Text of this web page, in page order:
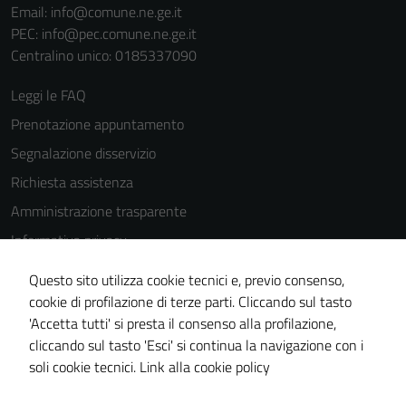
Email: info@comune.ne.ge.it
PEC: info@pec.comune.ne.ge.it
Centralino unico: 0185337090
Leggi le FAQ
Prenotazione appuntamento
Segnalazione disservizio
Richiesta assistenza
Amministrazione trasparente
Informativa privacy
Cookie Policy
Note legali
Dichiarazione di accessibilità
Piano di miglioramento del sito
Questo sito utilizza cookie tecnici e, previo consenso,
cookie di profilazione di terze parti. Cliccando sul tasto
'Accetta tutti' si presta il consenso alla profilazione,
cliccando sul tasto 'Esci' si continua la navigazione con i
soli cookie tecnici. Link alla cookie policy